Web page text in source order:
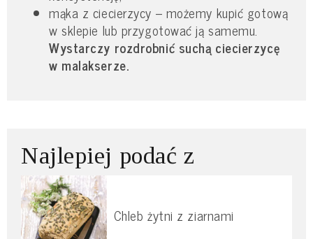
mąka z ciecierzycy – możemy kupić gotową
w sklepie lub przygotować ją samemu.
Wystarczy rozdrobnić suchą ciecierzycę
w malakserze.
Najlepiej podać z
Chleb żytni z ziarnami